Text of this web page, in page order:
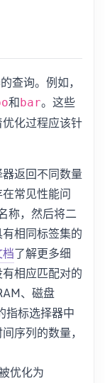
查询。例如，
和 bar。这些
化过程应该针
返回不同数量
常见性能问
称，然后将二
相同标签集的
了解更多细
相应匹配对的
、磁盘
指标选择器中
序列的数量，
优化为